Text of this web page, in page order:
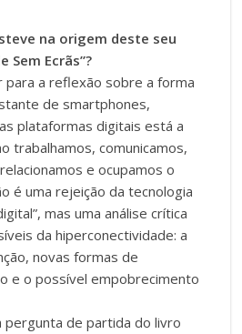
na origem deste seu
Sem Ecrãs”?
a reflexão sobre a forma
de smartphones,
plataformas digitais está a
trabalhamos, comunicamos,
e ocupamos o
é uma rejeição da tecnologia
mas uma análise crítica
da hiperconectividade: a
novas formas de
e o possível empobrecimento
pergunta de partida do livro